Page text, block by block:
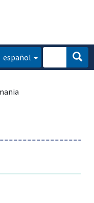
español